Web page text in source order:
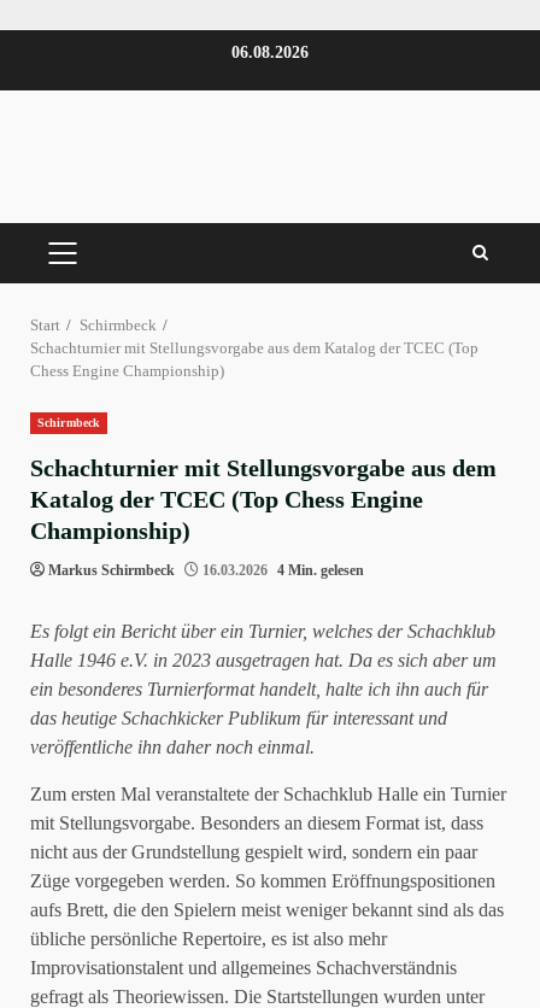
06.08.2026
PRIMÄRES
Start
Schirmbeck
Schachturnier mit Stellungsvorgabe aus dem Katalog der TCEC (Top
Chess Engine Championship)
Schirmbeck
Schachturnier mit Stellungsvorgabe aus dem
Katalog der TCEC (Top Chess Engine
Championship)
Markus Schirmbeck 16.03.2026 4 Min. gelesen
Es folgt ein Bericht über ein Turnier, welches der Schachklub
Halle 1946 e.V. in 2023 ausgetragen hat. Da es sich aber um
ein besonderes Turnierformat handelt, halte ich ihn auch für
das heutige Schachkicker Publikum für interessant und
veröffentliche ihn daher noch einmal.
Zum ersten Mal veranstaltete der Schachklub Halle ein Turnier
mit Stellungsvorgabe. Besonders an diesem Format ist, dass
nicht aus der Grundstellung gespielt wird, sondern ein paar
Züge vorgegeben werden. So kommen Eröffnungspositionen
aufs Brett, die den Spielern meist weniger bekannt sind als das
übliche persönliche Repertoire, es ist also mehr
Improvisationstalent und allgemeines Schachverständnis
gefragt als Theoriewissen. Die Startstellungen wurden unter